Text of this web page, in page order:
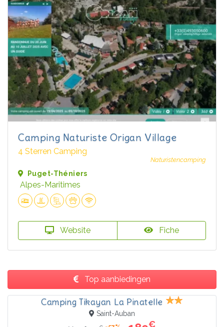
Camping Naturiste Origan Village
4 Sterren Camping
Naturistencamping
Puget-Théniers
Alpes-Maritimes
Website Fiche
Top aanbiedingen
Camping Tikayan La Pinatelle
Saint-Auban
€